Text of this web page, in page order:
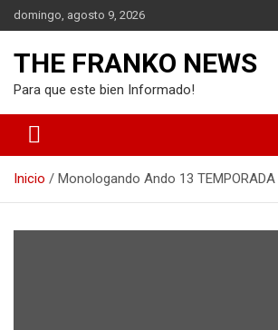
Saltar
al
domingo, agosto 9, 2026
THE FRANKO NEWS
Para que este bien Informado!
Inicio Monologando Ando 13 TEMPORADA